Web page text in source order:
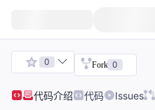
0 Fork 0
代码介绍 代码 Issues